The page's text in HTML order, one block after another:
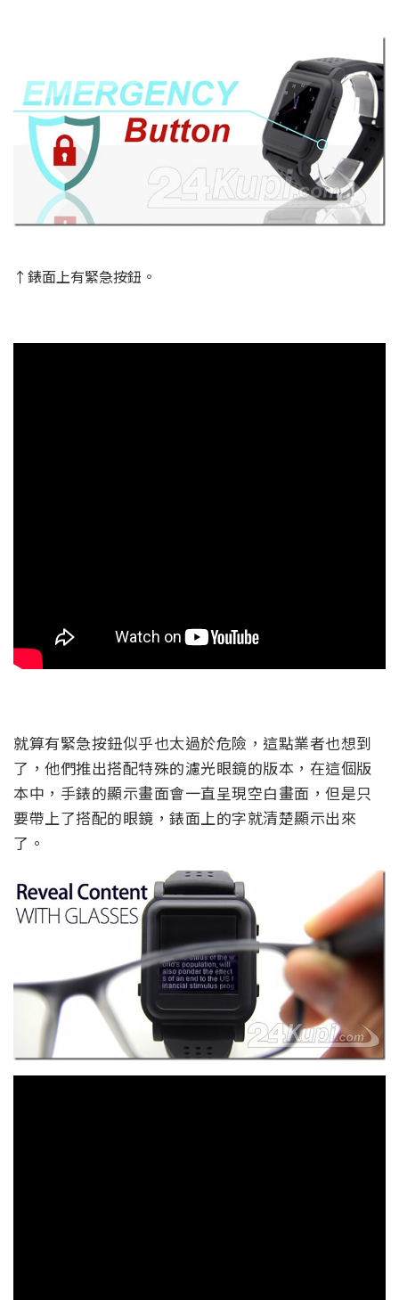
↑錶面上有緊急按鈕。
就算有緊急按鈕似乎也太過於危險，這點業者也想到
了，他們推出搭配特殊的濾光眼鏡的版本，在這個版
本中，手錶的顯示畫面會一直呈現空白畫面，但是只
要帶上了搭配的眼鏡，錶面上的字就清楚顯示出來
了。